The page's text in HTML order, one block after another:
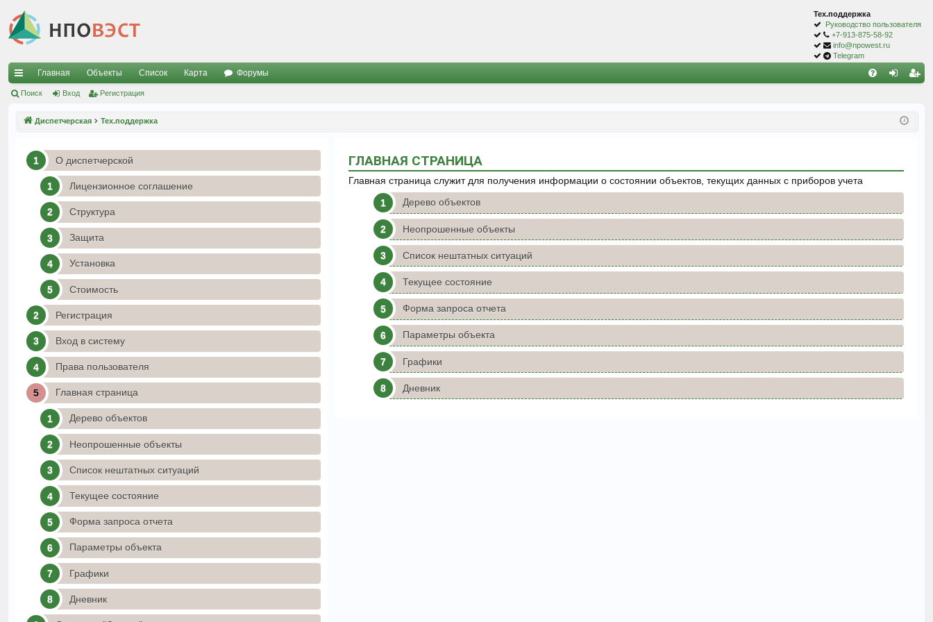
Тех.поддержка
Руководство пользователя
+7-913-875-58-92
info@npowest.ru
Telegram
с
Главная Объекты Список Карта Форумы
Поиск Вход Регистрация
Диспетчерская Тех.поддержка
О диспетчерской
Лицензионное соглашение
Структура
Защита
Установка
Стоимость
Регистрация
Вход в систему
Права пользователя
Главная страница
Дерево объектов
Неопрошенные объекты
Список нештатных ситуаций
Текущее состояние
Форма запроса отчета
Параметры объекта
Графики
Дневник
ГЛАВНАЯ СТРАНИЦА
Главная страница служит для получения информации о состоянии объектов, текущих данных с приборов учета
Дерево объектов
Неопрошенные объекты
Список нештатных ситуаций
Текущее состояние
Форма запроса отчета
Параметры объекта
Графики
Дневник